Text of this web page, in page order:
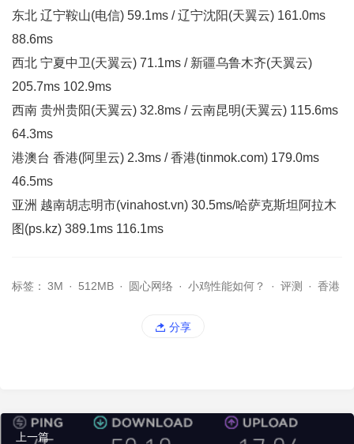
东北 辽宁鞍山(电信) 59.1ms / 辽宁沈阳(天翼云) 161.0ms
88.6ms
西北 宁夏中卫(天翼云) 71.1ms / 新疆乌鲁木齐(天翼云)
205.7ms 102.9ms
西南 贵州贵阳(天翼云) 32.8ms / 云南昆明(天翼云) 115.6ms
64.3ms
港澳台 香港(阿里云) 2.3ms / 香港(tinmok.com) 179.0ms
46.5ms
亚洲 越南胡志明市(vinahost.vn) 30.5ms/哈萨克斯坦阿拉木
图(ps.kz) 389.1ms 116.1ms
标签： 3M · 512MB · 圆心网络 · 小鸡性能如何？ · 评测 · 香港
分享
上一篇